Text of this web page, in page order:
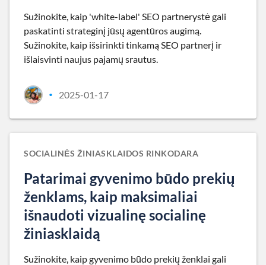
Sužinokite, kaip 'white-label' SEO partnerystė gali
paskatinti strateginį jūsų agentūros augimą.
Sužinokite, kaip išsirinkti tinkamą SEO partnerį ir
išlaisvinti naujus pajamų srautus.
• 2025-01-17
SOCIALINĖS ŽINIASKLAIDOS RINKODARA
Patarimai gyvenimo būdo prekių
ženklams, kaip maksimaliai
išnaudoti vizualinę socialinę
žiniasklaidą
Sužinokite, kaip gyvenimo būdo prekių ženklai gali